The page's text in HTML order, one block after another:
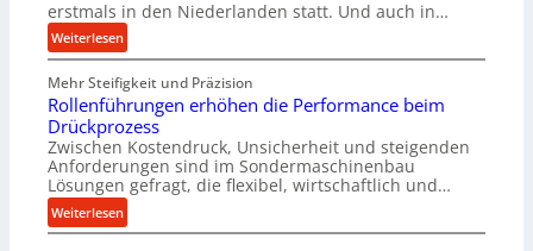
erstmals in den Niederlanden statt. Und auch in…
Weiterlesen:
A
l
l
A
b
o
u
t
A
Mehr Steifigkeit und Präzision
Rollenführungen erhöhen die Performance beim
Drückprozess
Zwischen Kostendruck, Unsicherheit und steigenden
Anforderungen sind im Sondermaschinenbau
Lösungen gefragt, die flexibel, wirtschaftlich und…
Weiterlesen:
R